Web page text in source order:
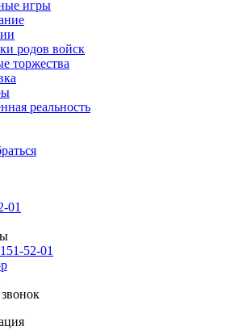
игры
родов войск
торжества
реальность
01
52-01
звонок